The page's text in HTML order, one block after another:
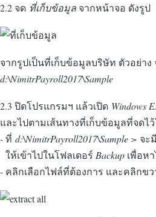
2.2 จด ที่เก็บข้อมูล จากหน้าจอ ดังรูป
จากรูปเป็นที่เก็บข้อมูลบริษัท ตัวอย่าง
d:\NimitrPayroll2017\Sample
2.3 ปิดโปรแกรมฯ แล้วเปิด Windows
และไปตามเส้นทางที่เก็บข้อมูลที่จดไ
-ที่ d:\NimitrPayroll2017\Sample > จะ
ให้เข้าไปในโฟลเดอร์ Backup เพื่อห
- คลิกเลือกไฟล์ที่ต้องการ และคลิกขว